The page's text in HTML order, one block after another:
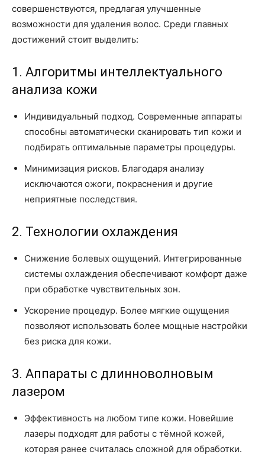
совершенствуются, предлагая улучшенные
возможности для удаления волос. Среди главных
достижений стоит выделить:
1. Алгоритмы интеллектуального
анализа кожи
Индивидуальный подход. Современные аппараты
способны автоматически сканировать тип кожи и
подбирать оптимальные параметры процедуры.
Минимизация рисков. Благодаря анализу
исключаются ожоги, покраснения и другие
неприятные последствия.
2. Технологии охлаждения
Снижение болевых ощущений. Интегрированные
системы охлаждения обеспечивают комфорт даже
при обработке чувствительных зон.
Ускорение процедур. Более мягкие ощущения
позволяют использовать более мощные настройки
без риска для кожи.
3. Аппараты с длинноволновым
лазером
Эффективность на любом типе кожи. Новейшие
лазеры подходят для работы с тёмной кожей,
которая ранее считалась сложной для обработки.